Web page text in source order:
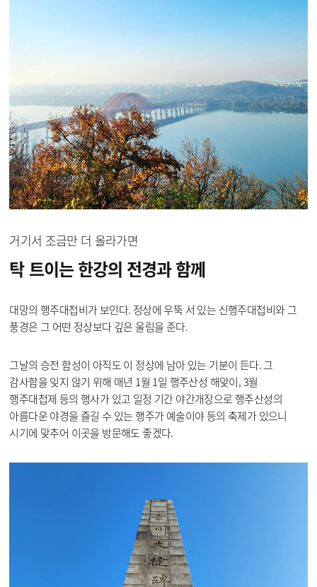
거기서 조금만 더 올라가면
탁 트이는 한강의 전경과함께
대망의 행주대첩비가 보인다. 정상에 우뚝 서 있는 신행주대첩비와 그
풍경은 그 어떤 정상보다 깊은 울림을 준다.
그날의 승전 함성이 아직도 이 정상에 남아 있는 기분이 든다. 그
감사함을 잊지 않기 위해 매년 1월 1일 행주산성 해맞이, 3월
행주대첩제 등의 행사가 있고 일정 기간 야간개장으로 행주산성의
아름다운 야경을 즐길 수 있는 행주가 예술이야 등의 축제가 있으니
시기에 맞추어 이곳을 방문해도 좋겠다.